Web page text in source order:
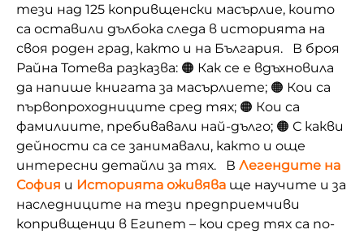
тези над 125 копривщенски масърлие, които
са оставили дълбока следа в историята на
своя роден град, както и на България. В броя
Райна Тотева разказва: 🟠 Как се е вдъхновила
да напише книгата за масърлиете; 🟠 Кои са
първопроходниците сред тях; 🟠 Кои са
фамилиите, пребивавали най-дълго; 🟠 С какви
дейности са се занимавали, както и още
интересни детайли за тях. В Легендите на
София и Историята оживява ще научите и за
наследниците на тези предприемчиви
копривщенци в Египет – кои сред тях са по-